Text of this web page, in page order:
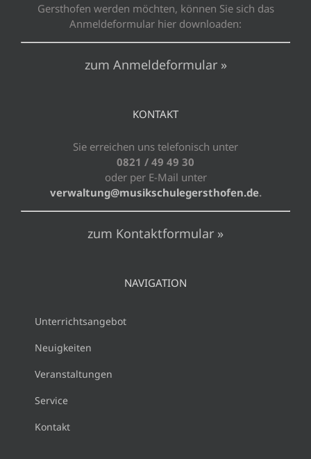
Gersthofen werden möchten, können Sie sich das
Anmeldeformular hier downloaden:
zum Anmeldeformular »
KONTAKT
Sie erreichen uns telefonisch unter
0821 / 49 49 30
oder per E-Mail unter
verwaltung@musikschulegersthofen.de.
zum Kontaktformular »
NAVIGATION
Unterrichtsangebot
Neuigkeiten
Veranstaltungen
Service
Kontakt